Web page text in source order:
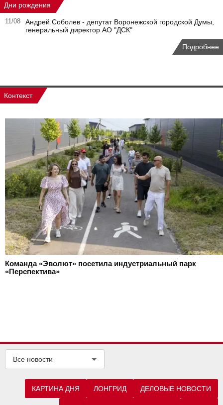
Дни рождения
11/08
Андрей Соболев - депутат Воронежской городской Думы,
генеральный директор АО "ДСК"
Подробнее
Контекст
Команда «Эволют» посетила индустриальный парк
«Перспектива»
Все новости
КАРТИНА ДНЯ ЛОНГРИД ДЕЛОВЫЕ НОВОСТИ